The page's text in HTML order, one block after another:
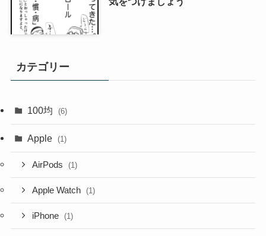
カテゴリー
100均 (6)
Apple (1)
AirPods (1)
Apple Watch (1)
iPhone (1)